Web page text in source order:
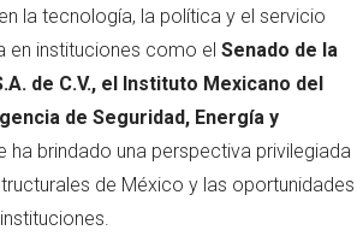
la tecnología, la política y el servicio
en instituciones como el Senado de la
de C.V., el Instituto Mexicano del
de Seguridad, Energía y
ha brindado una perspectiva privilegiada
de México y las oportunidades